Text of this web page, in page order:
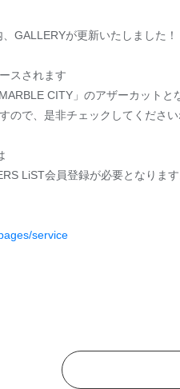
GALLERYが更新いたしました！
スされます
CITY」のアザーカットと
ので、是非チェックしてください
LiST会員登録が必要となります
service